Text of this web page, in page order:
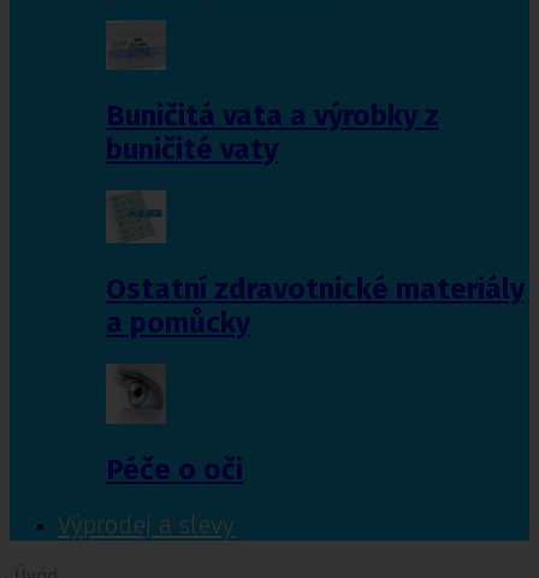
Buničitá vata a výrobky z
buničité vaty
Ostatní zdravotnické materiály
a pomůcky
Péče o oči
Výprodej a slevy